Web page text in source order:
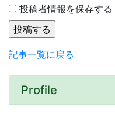
投稿者情報を保存する
記事一覧に戻る
Profile